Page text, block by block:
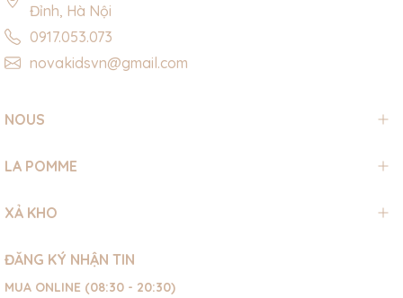
Đỉnh, Hà Nội
0917.053.073
novakidsvn@gmail.com
NOUS
LA POMME
XẢ KHO
ĐĂNG KÝ NHẬN TIN
MUA ONLINE (08:30 - 20:30)